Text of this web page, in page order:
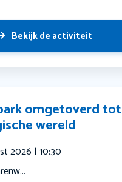
Bekijk de activiteit
omgetoverd tot
wereld
2026 | 10:30